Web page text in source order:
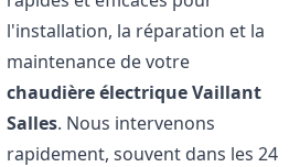
l'installation, la réparation et la
maintenance de votre
chaudière électrique Vaillant
Salles. Nous intervenons
rapidement, souvent dans les 24